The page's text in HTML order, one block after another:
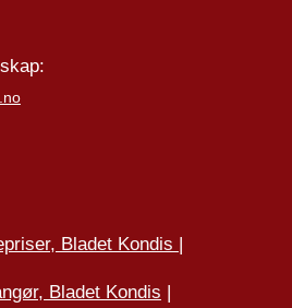
Bladet Kondis |
Bladet Kondis